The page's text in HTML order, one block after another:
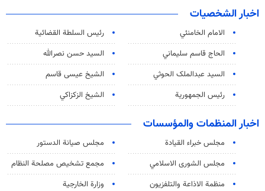
اخبار الشخصيات
الامام الخامنئي
رئیس السلطة القضائیة
الحاج قاسم سليماني
السيد حسن نصرالله
السید عبدالملک الحوثي
الشيخ عيسى قاسم
رئيس الجمهورية
الشيخ الزكزاكي
اخبار المنظمات والمؤسسات
مجلس خبراء القيادة
مجلس صيانة الدستور
مجلس الشورى الاسلامي
مجمع تشخيص مصلحة النظام
منظمة الاذاعة والتلفزیون
وزارة الخارجية